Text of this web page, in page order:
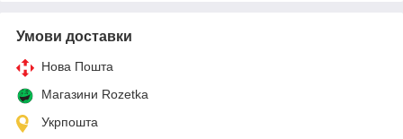
Умови доставки
Нова Пошта
Магазини Rozetka
Укрпошта